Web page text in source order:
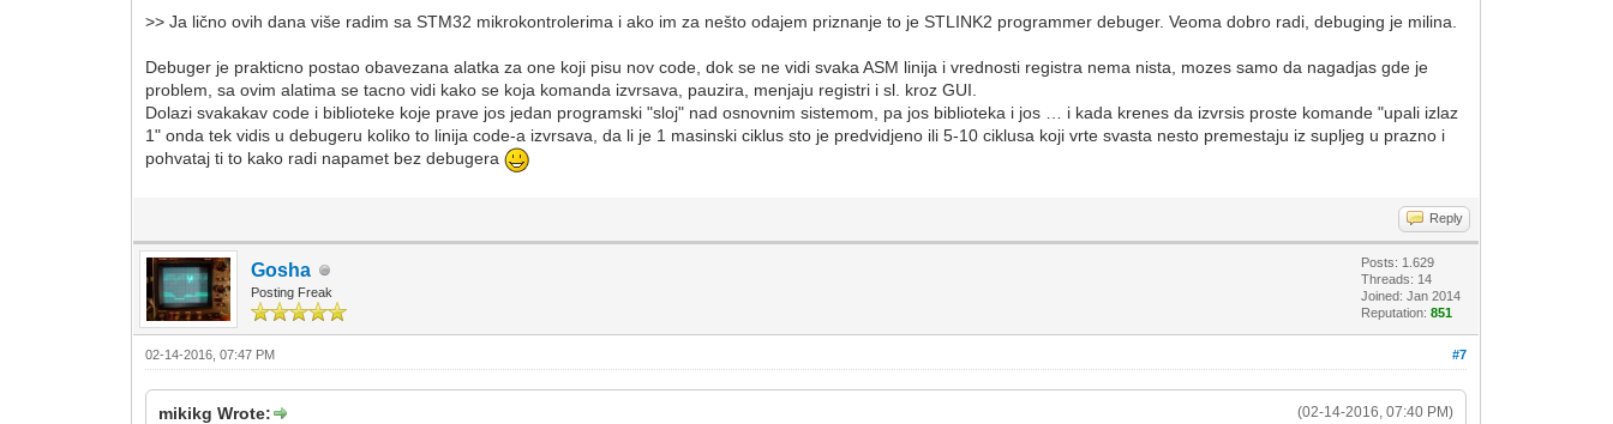
>> Ja lično ovih dana više radim sa STM32 mikrokontrolerima i ako im za nešto odajem priznanje to je STLINK2 programmer debuger. Veoma dobro radi, debuging je milina.
Debuger je prakticno postao obavezana alatka za one koji pisu nov code, dok se ne vidi svaka ASM linija i vrednosti registra nema nista, mozes samo da nagadjas gde je
problem, sa ovim alatima se tacno vidi kako se koja komanda izvrsava, pauzira, menjaju registri i sl. kroz GUI.
Dolazi svakakav code i biblioteke koje prave jos jedan programski "sloj" nad osnovnim sistemom, pa jos biblioteka i jos … i kada krenes da izvrsis proste komande "upali izlaz
1" onda tek vidis u debugeru koliko to linija code-a izvrsava, da li je 1 masinski ciklus sto je predvidjeno ili 5-10 ciklusa koji vrte svasta nesto premestaju iz supljeg u prazno i
pohvataj ti to kako radi napamet bez debugera
Reply
Gosha
Posting Freak
Posts: 1.629
Threads: 14
Joined: Jan 2014
Reputation:851
#7
02-14-2016, 07:47 PM
(02-14-2016, 07:40 PM)
mikikg Wrote: